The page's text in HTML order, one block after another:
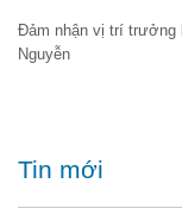
Đảm nhận vị trí trưởng
Nguyễn
Tin mới